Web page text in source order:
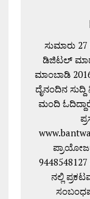
ಸುಮಾರು
ಡಿಜಿಟಲ್
ಮಾಂಬಾಡಿ
ದೈನಂದಿನ
ಮಂದಿ ಓದಿದ್ದಾರೆ,
ನಲ್ಲಿ